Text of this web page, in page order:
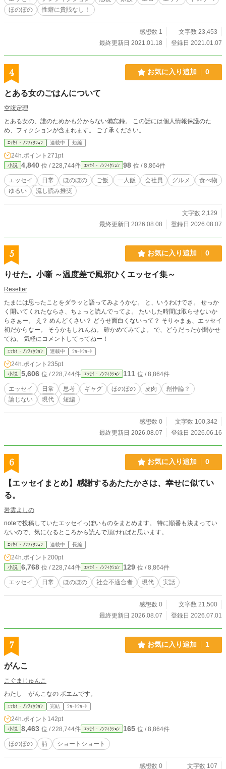
ほのぼの
性癖に貴賎なし！
感想数 1
文字数 23,453
最終更新日 2021.01.18
登録日 2021.01.07
4 お気に入り追加 0
とある女のごはんについて
空腹定理
とある女の、誰のためかも分からない備忘録。 この話には個人情報保護のた
め、フィクションが含まれます。 ご了承ください。
ｴｯｾｲ・ﾉﾝﾌｨｸｼｮﾝ 連載中 短編
24h.ポイント 271pt
小説 4,840 位 / 228,744件 ｴｯｾｲ・ﾉﾝﾌｨｸｼｮﾝ 98 位 / 8,864件
エッセイ 日常 ほのぼの ご飯 一人飯 会社員 グルメ
食べ物
ゆるい
流し読み推奨
文字数 2,129
最終更新日 2026.08.08
登録日 2026.08.07
5 お気に入り追加 0
りせた。小噺 ～温度差で風邪ひくエッセイ集～
Resetter
たまには思ったことをダラッと語ってみようかな。 と、いうわけでさ。 せっか
く開いてくれたならさ、ちょっと読んでってよ。 たいした時間は取らせないか
らさぁー。 え？ めんどくさい？ どうせ面白くないって？ そりゃまぁ、エッセイ
初だからなー。 そうかもしれんね。 確かめてみてよ。 で、どうだったか聞かせ
てね。 気軽にコメントしてってねー！
ｴｯｾｲ・ﾉﾝﾌｨｸｼｮﾝ 連載中 ｼｮｰﾄｼｮｰﾄ
24h.ポイント 235pt
小説 5,606 位 / 228,744件 ｴｯｾｲ・ﾉﾝﾌｨｸｼｮﾝ 111 位 / 8,864件
エッセイ 日常 思考 ギャグ ほのぼの 皮肉
創作論？
論じない
現代 短編
感想数 0
文字数 100,342
最終更新日 2026.08.07
登録日 2026.06.16
6 お気に入り追加 0
【エッセイまとめ】感謝するあたたかさは、幸せに似てい
る。
岩雲よしの
noteで投稿していたエッセイっぽいものをまとめます。 特に順番も決まってい
ないので、気になるところから読んで頂ければと思います。
ｴｯｾｲ・ﾉﾝﾌｨｸｼｮﾝ 連載中 長編
24h.ポイント 200pt
小説 6,768 位 / 228,744件 ｴｯｾｲ・ﾉﾝﾌｨｸｼｮﾝ 129 位 / 8,864件
エッセイ 日常 ほのぼの 社会不適合者 現代 実話
感想数 0
文字数 21,500
最終更新日 2026.08.07
登録日 2026.07.01
7 お気に入り追加 1
がんこ
こぐまじゅんこ
わたし がんこなの ポエムです。
ｴｯｾｲ・ﾉﾝﾌｨｸｼｮﾝ 完結 ｼｮｰﾄｼｮｰﾄ
24h.ポイント 142pt
小説 8,463 位 / 228,744件 ｴｯｾｲ・ﾉﾝﾌｨｸｼｮﾝ 165 位 / 8,864件
ほのぼの 詩 ショートショート
感想数 0 文字数 107